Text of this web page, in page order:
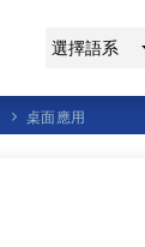
桌面應用